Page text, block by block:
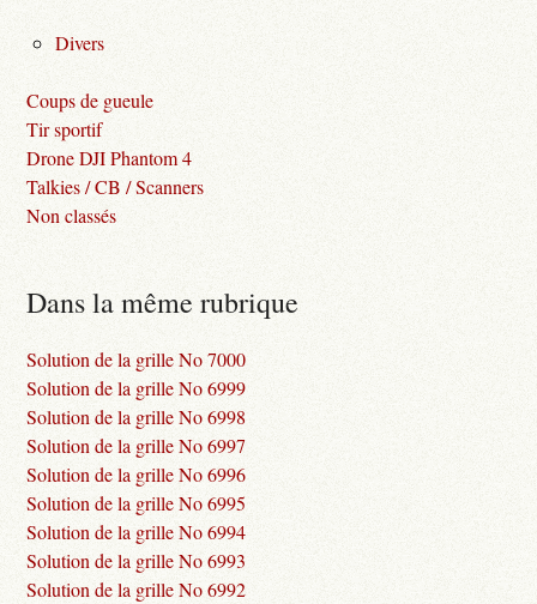
Divers
Coups de gueule
Tir sportif
Drone DJI Phantom 4
Talkies / CB / Scanners
Non classés
Dans la même rubrique
Solution de la grille No 7000
Solution de la grille No 6999
Solution de la grille No 6998
Solution de la grille No 6997
Solution de la grille No 6996
Solution de la grille No 6995
Solution de la grille No 6994
Solution de la grille No 6993
Solution de la grille No 6992